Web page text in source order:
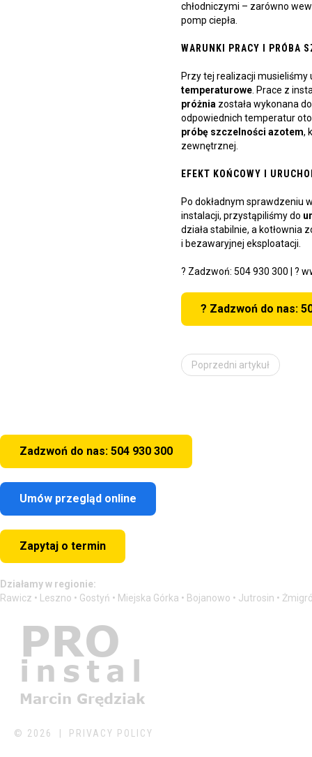
chłodniczymi – zarówno
pomp ciepła.
WARUNKI PRACY I PRÓBA
Przy tej realizacji
temperaturowe. Prace z
próżnia została wykonana
odpowiednich temperatur
próbę szczelności azotem,
zewnętrznej.
EFEKT KOŃCOWY I
Po dokładnym sprawdzeniu
instalacji, przystąpiliśmy do
działa stabilnie, a kotłownia
i bezawaryjnej eksploatacji.
? Zadzwoń: 504 930 300 | ?
? Zadzwoń do nas:
Poprzedni artykuł
Zadzwoń do nas: 504 930 300
Umów przegląd online
Zapytaj o termin
Działamy w regionie:
Rawicz • Leszno • Gostyń • Miejska Górka • Bojanowo • Jutrosin •
© 2026 PRIVACY POLICY